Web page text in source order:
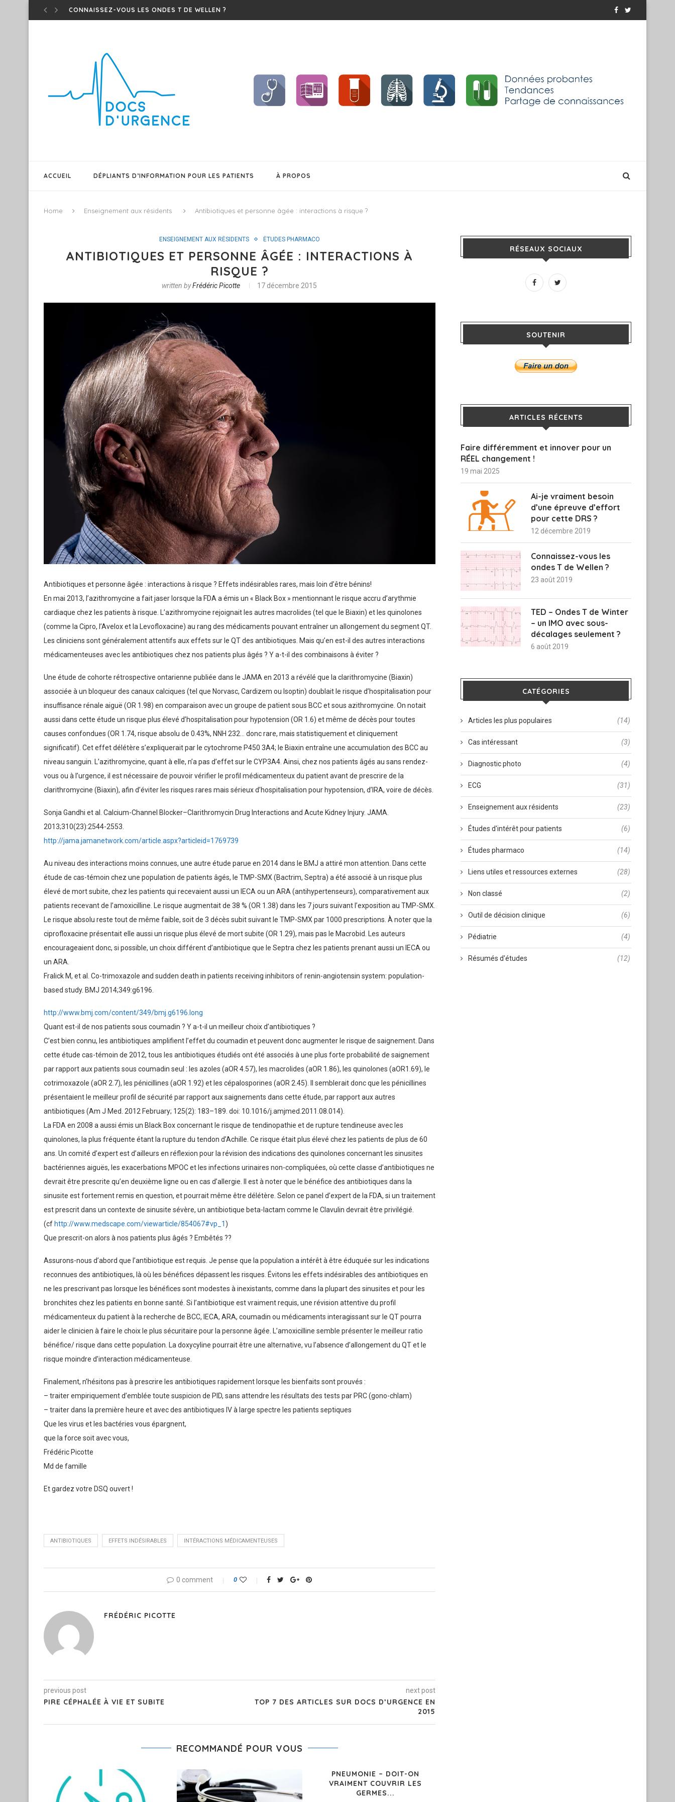
CONNAISSEZ-VOUS LES ONDES T DE WELLEN ?
TED – ONDES T DE WINTER – UN...
T.E.D – ONDES T ISCHÉMIQUES !
PATIENT GÉRIATRIQUE AGITÉ – QUELQUES TRUCS !!
SEPSIS 101 – EM CASES FRAPPE ENCORE DANS...
FAIRE DIFFÉREMMENT ET INNOVER POUR UN RÉEL CHANGEMENT...
ACCUEIL DÉPLIANTS D’INFORMATION POUR LES PATIENTS À PROPOS
Home Enseignement aux résidents Antibiotiques et personne âgée : interactions à risque ?
ENSEIGNEMENT AUX RÉSIDENTS ÉTUDES PHARMACO
ANTIBIOTIQUES ET PERSONNE ÂGÉE : INTERACTIONS À
RISQUE ?
written byFrédéric Picotte 17 décembre 2015
Antibiotiques et personne âgée : interactions à risque ? Effets indésirables rares, mais loin d’être bénins!
En mai 2013, l’azithromycine a fait jaser lorsque la FDA a émis un « Black Box » mentionnant le risque accru d’arythmie
cardiaque chez les patients à risque. L’azithromycine rejoignait les autres macrolides (tel que le Biaxin) et les quinolones
(comme la Cipro, l’Avelox et la Levofloxacine) au rang des médicaments pouvant entraîner un allongement du segment QT.
Les cliniciens sont généralement attentifs aux effets sur le QT des antibiotiques. Mais qu’en est-il des autres interactions
médicamenteuses avec les antibiotiques chez nos patients plus âgés ? Y a-t-il des combinaisons à éviter ?
Une étude de cohorte rétrospective ontarienne publiée dans le JAMA en 2013 a révélé que la clarithromycine (Biaxin)
associée à un bloqueur des canaux calciques (tel que Norvasc, Cardizem ou Isoptin) doublait le risque d’hospitalisation pour
insuffisance rénale aiguë (OR 1.98) en comparaison avec un groupe de patient sous BCC et sous azithromycine. On notait
aussi dans cette étude un risque plus élevé d’hospitalisation pour hypotension (OR 1.6) et même de décès pour toutes
causes confondues (OR 1.74, risque absolu de 0.43%, NNH 232… donc rare, mais statistiquement et cliniquement
significatif). Cet effet délétère s’expliquerait par le cytochrome P450 3A4; le Biaxin entraîne une accumulation des BCC au
niveau sanguin. L’azithromycine, quant à elle, n’a pas d’effet sur le CYP3A4. Ainsi, chez nos patients âgés au sans rendez-
vous ou à l’urgence, il est nécessaire de pouvoir vérifier le profil médicamenteux du patient avant de prescrire de la
clarithromycine (Biaxin), afin d’éviter les risques rares mais sérieux d’hospitalisation pour hypotension, d’IRA, voire de décès.
Sonja Gandhi et al. Calcium-Channel Blocker–Clarithromycin Drug Interactions and Acute Kidney Injury. JAMA.
2013;310(23):2544-2553.
http://jama.jamanetwork.com/article.aspx?articleid=1769739
Au niveau des interactions moins connues, une autre étude parue en 2014 dans le BMJ a attiré mon attention. Dans cette
étude de cas-témoin chez une population de patients âgés, le TMP-SMX (Bactrim, Septra) a été associé à un risque plus
élevé de mort subite, chez les patients qui recevaient aussi un IECA ou un ARA (antihypertenseurs), comparativement aux
patients recevant de l’amoxicilline. Le risque augmentait de 38 % (OR 1.38) dans les 7 jours suivant l’exposition au TMP-SMX.
Le risque absolu reste tout de même faible, soit de 3 décès subit suivant le TMP-SMX par 1000 prescriptions. À noter que la
ciprofloxacine présentait elle aussi un risque plus élevé de mort subite (OR 1.29), mais pas le Macrobid. Les auteurs
encourageaient donc, si possible, un choix différent d’antibiotique que le Septra chez les patients prenant aussi un IECA ou
un ARA.
Fralick M, et al. Co-trimoxazole and sudden death in patients receiving inhibitors of renin-angiotensin system: population-
based study. BMJ 2014;349:g6196.
http://www.bmj.com/content/349/bmj.g6196.long
Quant est-il de nos patients sous coumadin ? Y a-t-il un meilleur choix d’antibiotiques ?
C’est bien connu, les antibiotiques amplifient l’effet du coumadin et peuvent donc augmenter le risque de saignement. Dans
cette étude cas-témoin de 2012, tous les antibiotiques étudiés ont été associés à une plus forte probabilité de saignement
par rapport aux patients sous coumadin seul : les azoles (aOR 4.57), les macrolides (aOR 1.86), les quinolones (aOR1.69), le
cotrimoxazole (aOR 2.7), les pénicillines (aOR 1.92) et les cépalosporines (aOR 2.45). Il semblerait donc que les pénicillines
présentaient le meilleur profil de sécurité par rapport aux saignements dans cette étude, par rapport aux autres
antibiotiques (Am J Med. 2012 February; 125(2): 183–189. doi: 10.1016/j.amjmed.2011.08.014).
La FDA en 2008 a aussi émis un Black Box concernant le risque de tendinopathie et de rupture tendineuse avec les
quinolones, la plus fréquente étant la rupture du tendon d’Achille. Ce risque était plus élevé chez les patients de plus de 60
ans. Un comité d’expert est d’ailleurs en réflexion pour la révision des indications des quinolones concernant les sinusites
bactériennes aiguës, les exacerbations MPOC et les infections urinaires non-compliquées, où cette classe d’antibiotiques ne
devrait être prescrite qu’en deuxième ligne ou en cas d’allergie. Il est à noter que le bénéfice des antibiotiques dans la
sinusite est fortement remis en question, et pourrait même être délétère. Selon ce panel d’expert de la FDA, si un traitement
est prescrit dans un contexte de sinusite sévère, un antibiotique beta-lactam comme le Clavulin devrait être privilégié.
(cf http://www.medscape.com/viewarticle/854067#vp_1)
Que prescrit-on alors à nos patients plus âgés ? Embêtés ??
Assurons-nous d’abord que l’antibiotique est requis. Je pense que la population a intérêt à être éduquée sur les indications
reconnues des antibiotiques, là où les bénéfices dépassent les risques. Évitons les effets indésirables des antibiotiques en
ne les prescrivant pas lorsque les bénéfices sont modestes à inexistants, comme dans la plupart des sinusites et pour les
bronchites chez les patients en bonne santé. Si l’antibiotique est vraiment requis, une révision attentive du profil
médicamenteux du patient à la recherche de BCC, IECA, ARA, coumadin ou médicaments interagissant sur le QT pourra
aider le clinicien à faire le choix le plus sécuritaire pour la personne âgée. L’amoxicilline semble présenter le meilleur ratio
bénéfice/ risque dans cette population. La doxycyline pourrait être une alternative, vu l’absence d’allongement du QT et le
risque moindre d’interaction médicamenteuse.
Finalement, n’hésitons pas à prescrire les antibiotiques rapidement lorsque les bienfaits sont prouvés :
– traiter empiriquement d’emblée toute suspicion de PID, sans attendre les résultats des tests par PRC (gono-chlam)
– traiter dans la première heure et avec des antibiotiques IV à large spectre les patients septiques
Que les virus et les bactéries vous épargnent,
que la force soit avec vous,
Frédéric Picotte
Md de famille
Et gardez votre DSQ ouvert !
ANTIBIOTIQUES EFFETS INDÉSIRABLES INTÉRACTIONS MÉDICAMENTEUSES
0 comment 0
FRÉDÉRIC PICOTTE
previous post
PIRE CÉPHALÉE À VIE ET SUBITE
next post
TOP 7 DES ARTICLES SUR DOCS D’URGENCE EN
2015
RECOMMANDÉ POUR VOUS
PNEUMONIE – DOIT-ON
VRAIMENT COUVRIR LES
GERMES...
RÉSEAUX SOCIAUX
SOUTENIR
ARTICLES RÉCENTS
Faire différemment et innover pour un
RÉEL changement !
19 mai 2025
Ai-je vraiment besoin
d’une épreuve d’effort
pour cette DRS ?
12 décembre 2019
Connaissez-vous les
ondes T de Wellen ?
23 août 2019
TED – Ondes T de Winter
– un IMO avec sous-
décalages seulement ?
6 août 2019
CATÉGORIES
Articles les plus populaires (14)
Cas intéressant (3)
Diagnostic photo (4)
ECG (31)
Enseignement aux résidents (23)
Études d'intérêt pour patients (6)
Études pharmaco (14)
Liens utiles et ressources externes (28)
Non classé (2)
Outil de décision clinique (6)
Pédiatrie (4)
Résumés d'études (12)